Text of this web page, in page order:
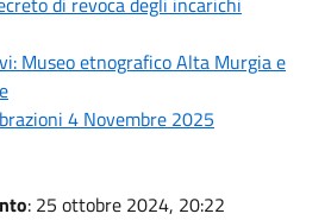
Museo etnografico Alta Murgia e
4 Novembre 2025
: 25 ottobre 2024, 20:22